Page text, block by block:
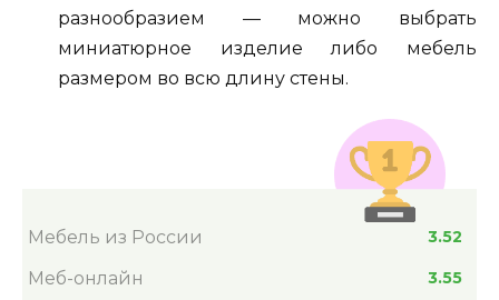
разнообразием — можно выбрать
миниатюрное изделие либо мебель
размером во всю длину стены.
Мебель из России 3.52
Меб-онлайн 3.55